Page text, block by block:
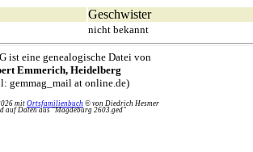
Geschwister
nicht bekannt
ist eine genealogische Datei von
Emmerich, Heidelberg
gemmag_mail at online.de)
mitOrtsfamilienbuch © von Diedrich Hesmer
auf Daten aus "Magdeburg 2603.ged"